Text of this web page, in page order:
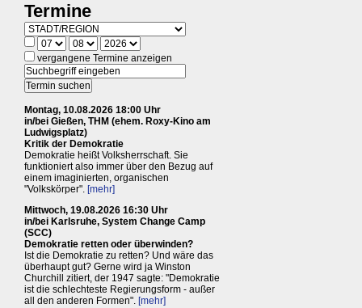
Termine
vergangene Termine anzeigen
Montag, 10.08.2026 18:00 Uhr
in/bei Gießen, THM (ehem. Roxy-Kino am
Ludwigsplatz)
Kritik der Demokratie
Demokratie heißt Volksherrschaft. Sie
funktioniert also immer über den Bezug auf
einem imaginierten, organischen
"Volkskörper". [mehr]
Mittwoch, 19.08.2026 16:30 Uhr
in/bei Karlsruhe, System Change Camp
(SCC)
Demokratie retten oder überwinden?
Ist die Demokratie zu retten? Und wäre das
überhaupt gut? Gerne wird ja Winston
Churchill zitiert, der 1947 sagte: "Demokratie
ist die schlechteste Regierungsform - außer
all den anderen Formen". [mehr]